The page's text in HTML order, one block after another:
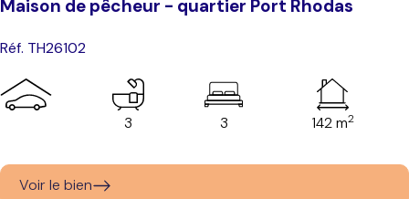
Maison de pêcheur - quartier Port Rhodas
Réf. TH26102
3 3 142 m2
Voir le bien